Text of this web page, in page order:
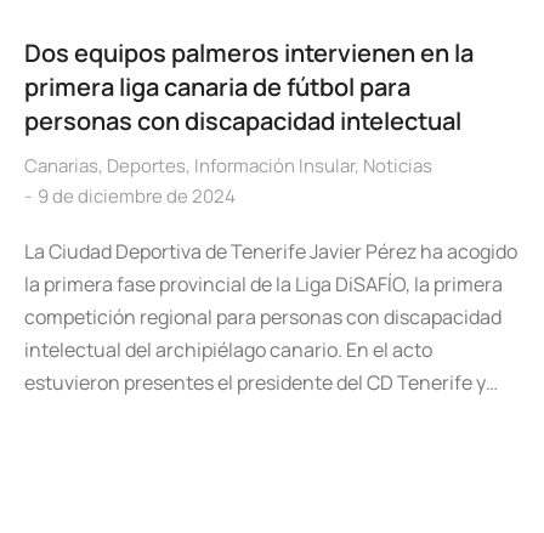
Dos equipos palmeros intervienen en la
primera liga canaria de fútbol para
personas con discapacidad intelectual
Canarias, Deportes, Información Insular, Noticias
9 de diciembre de 2024
La Ciudad Deportiva de Tenerife Javier Pérez ha acogido
la primera fase provincial de la Liga DiSAFÍO, la primera
competición regional para personas con discapacidad
intelectual del archipiélago canario. En el acto
estuvieron presentes el presidente del CD Tenerife y…